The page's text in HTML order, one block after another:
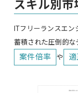
スキル別
ITフリーランスエ
蓄積された圧倒的な
案件倍率 や